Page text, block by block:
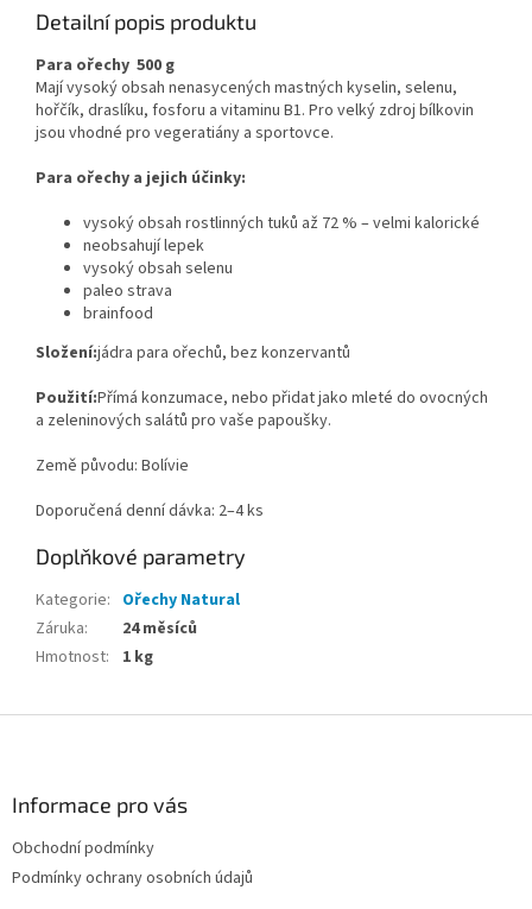
Detailní popis produktu
Para ořechy 500 g
Mají vysoký obsah nenasycených mastných kyselin, selenu,
hořčík, draslíku, fosforu a vitaminu B1. Pro velký zdroj bílkovin
jsou vhodné pro vegeratiány a sportovce.
Para ořechy a jejich účinky:
vysoký obsah rostlinných tuků až 72 % – velmi kalorické
neobsahují lepek
vysoký obsah selenu
paleo strava
brainfood
Složení:jádra para ořechů, bez konzervantů
Použití:Přímá konzumace, nebo přidat jako mleté do ovocných
a zeleninových salátů pro vaše papoušky.
Země původu: Bolívie
Doporučená denní dávka: 2–4 ks
Doplňkové parametry
Kategorie: Ořechy Natural
Záruka:
24 měsíců
Hmotnost: 1 kg
Informace pro vás
Obchodní podmínky
Podmínky ochrany osobních údajů